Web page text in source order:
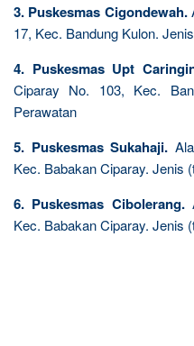
3. Puskesmas Cigondewah.
17, Kec. Bandung Kulon.
4. Puskesmas Upt
Ciparay No. 103, Kec.
Perawatan
5. Puskesmas Sukahaji.
Kec. Babakan Ciparay. Jenis
6. Puskesmas Cibolerang.
Kec. Babakan Ciparay. Jenis